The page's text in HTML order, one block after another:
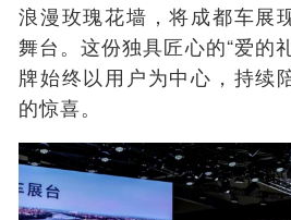
浪漫玫瑰花墙，将成都车展
舞台。这份独具匠心的“爱的
牌始终以用户为中心，持续
的惊喜。